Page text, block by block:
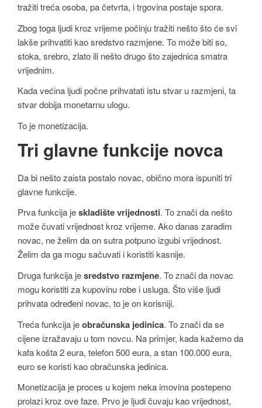
tražiti treća osoba, pa četvrta, i trgovina postaje spora.
Zbog toga ljudi kroz vrijeme počinju tražiti nešto što će svi
lakše prihvatiti kao sredstvo razmjene. To može biti so,
stoka, srebro, zlato ili nešto drugo što zajednica smatra
vrijednim.
Kada većina ljudi počne prihvatati istu stvar u razmjeni, ta
stvar dobija monetarnu ulogu.
To je monetizacija.
Tri glavne funkcije novca
Da bi nešto zaista postalo novac, obično mora ispuniti tri
glavne funkcije.
Prva funkcija jeskladište vrijednosti. To znači da nešto
može čuvati vrijednost kroz vrijeme. Ako danas zaradim
novac, ne želim da on sutra potpuno izgubi vrijednost.
Želim da ga mogu sačuvati i koristiti kasnije.
Druga funkcija jesredstvo razmjene. To znači da novac
mogu koristiti za kupovinu robe i usluga. Što više ljudi
prihvata određeni novac, to je on korisniji.
Treća funkcija jeobračunska jedinica. To znači da se
cijene izražavaju u tom novcu. Na primjer, kada kažemo da
kafa košta 2 eura, telefon 500 eura, a stan 100.000 eura,
euro se koristi kao obračunska jedinica.
Monetizacija je proces u kojem neka imovina postepeno
prolazi kroz ove faze. Prvo je ljudi čuvaju kao vrijednost,